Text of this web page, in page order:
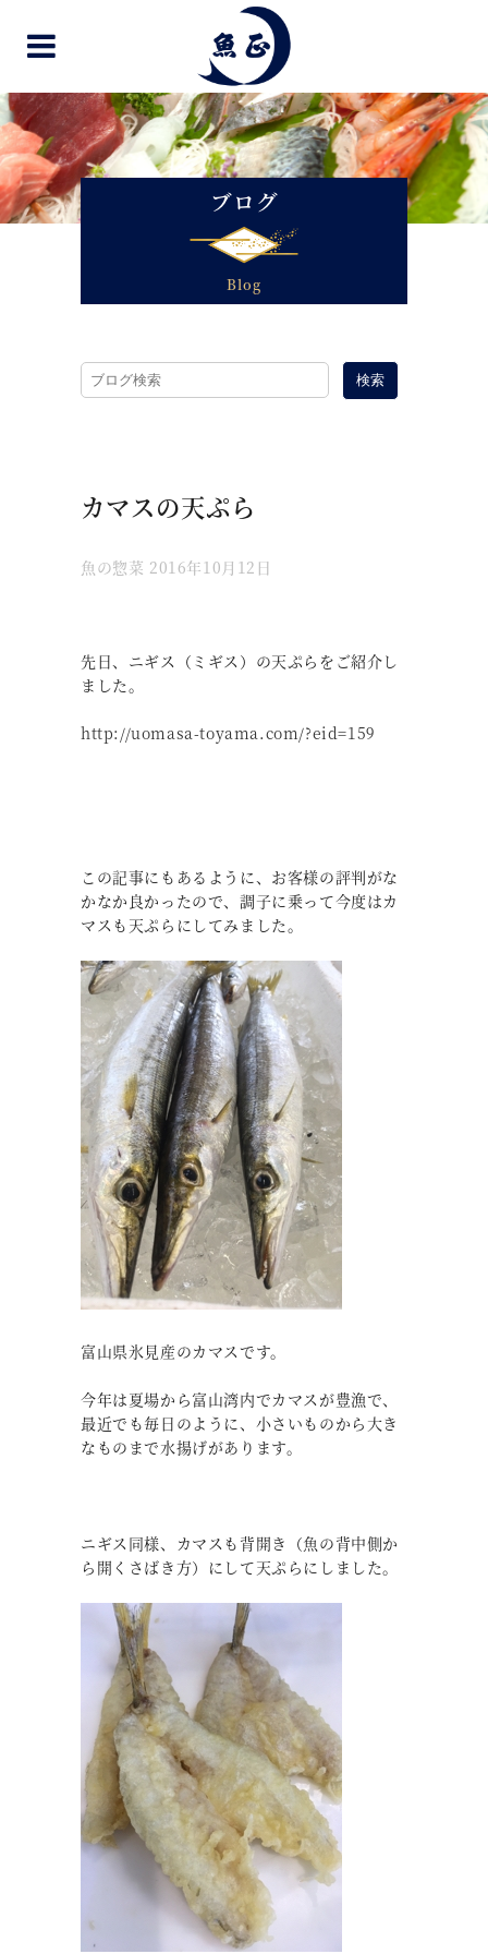
ブログ
Blog
検索
カマスの天ぷら
魚の惣菜 2016年10月12日
先日、ニギス（ミギス）の天ぷらをご紹介し
ました。
http://uomasa-toyama.com/?eid=159
この記事にもあるように、お客様の評判がな
かなか良かったので、調子に乗って今度はカ
マスも天ぷらにしてみました。
富山県氷見産のカマスです。
今年は夏場から富山湾内でカマスが豊漁で、
最近でも毎日のように、小さいものから大き
なものまで水揚げがあります。
ニギス同様、カマスも背開き（魚の背中側か
ら開くさばき方）にして天ぷらにしました。